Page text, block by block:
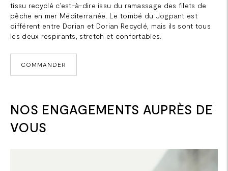
tissu recyclé c’est-à-dire issu du ramassage des filets de
pêche en mer Méditerranée. Le tombé du Jogpant est
différent entre Dorian et Dorian Recyclé, mais ils sont tous
les deux respirants, stretch et confortables.
COMMANDER
NOS ENGAGEMENTS AUPRÈS DE
VOUS